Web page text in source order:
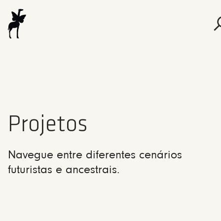
Projetos
Navegue entre diferentes cenários
futuristas e ancestrais.